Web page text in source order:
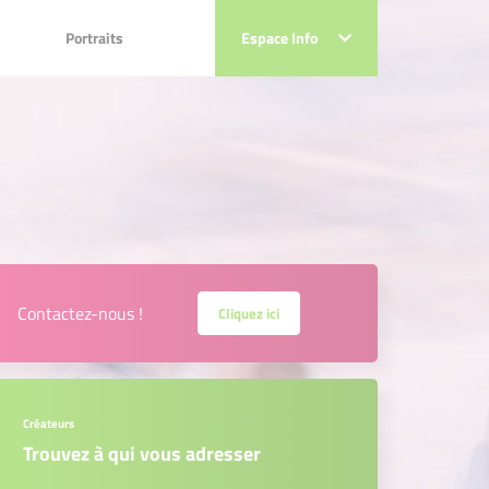
Portraits Espace Info
Portraits Espace Info
Contactez-nous ! Cliquez ici
Créateurs
Trouvez à qui vous adresser